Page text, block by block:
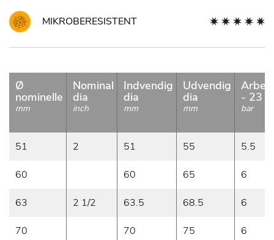
MIKROBERESISTENT
Ø
nominelle
mm
Nominal
dia
inch
Indvendig
dia
mm
Udvendig
dia
mm
- 23
bar
51 2 51 55 5.5
60 60 65 6
63 2 1/2 63.5 68.5 6
70 70 75 6